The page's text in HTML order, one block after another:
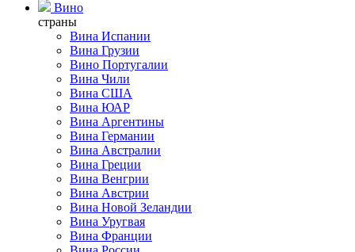
Вино
страны
Вина Испании
Вина Грузии
Вино Португалии
Вина Чили
Вина США
Вина ЮАР
Вина Аргентины
Вина Германии
Вина Австралии
Вина Греции
Вина Венгрии
Вина Австрии
Вина Новой Зеландии
Вина Уругвая
Вина Франции